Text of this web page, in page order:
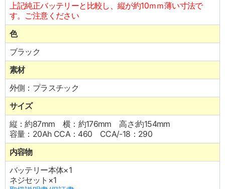
上記純正バッテリーと比較し、縦が約10ｍｍ薄い寸法で
す。ご注意ください
色
ブラック
素材
外側：プラスチック
サイズ
縦：約87mm 横：約176mm 高さ:約154mm
容量：20Ah CCA：460 CCA/-18：290
内容物
バッテリー本体×1
ネジセット×1